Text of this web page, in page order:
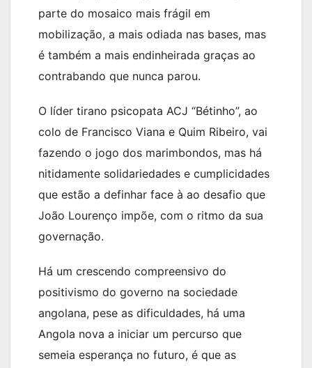
parte do mosaico mais frágil em
mobilização, a mais odiada nas bases, mas
é também a mais endinheirada graças ao
contrabando que nunca parou.
O líder tirano psicopata ACJ “Bétinho”, ao
colo de Francisco Viana e Quim Ribeiro, vai
fazendo o jogo dos marimbondos, mas há
nitidamente solidariedades e cumplicidades
que estão a definhar face à ao desafio que
João Lourenço impõe, com o ritmo da sua
governação.
Há um crescendo compreensivo do
positivismo do governo na sociedade
angolana, pese as dificuldades, há uma
Angola nova a iniciar um percurso que
semeia esperança no futuro, é que as